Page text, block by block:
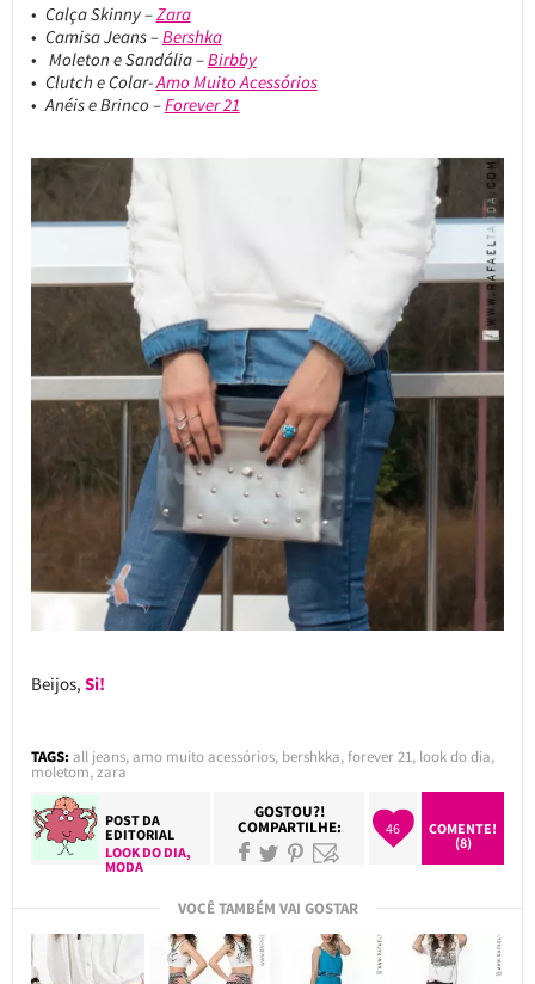
Calça Skinny –Zara
Camisa Jeans –Bershka
Moleton e Sandália –Birbby
Clutch e Colar-Amo Muito Acessórios
Anéis e Brinco –Forever 21
Beijos, Si!
TAGS: all jeans,amo muito acessórios, bershkka,forever 21, look do dia,
moletom,zara
POST DA
EDITORIAL
LOOK DO DIA,
MODA
GOSTOU?!
COMPARTILHE: 46
COMENTE!
(8)
VOCÊ TAMBÉM VAI GOSTAR